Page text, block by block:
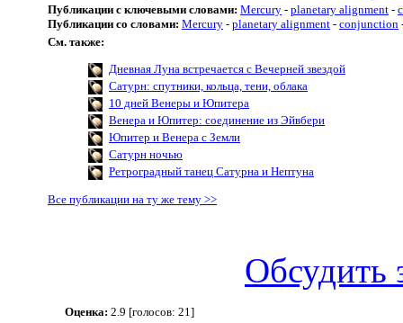
Публикации с ключевыми словами: Mercury - planetary alignment -
Публикации со словами: Mercury - planetary alignment - conjunction
См. также:
Дневная Луна встречается с Вечерней звездой
Сатурн: спутники, кольца, тени, облака
10 дней Венеры и Юпитера
Венера и Юпитер: соединение из Эйвбери
Юпитер и Венера с Земли
Сатурн ночью
Ретроградный танец Сатурна и Нептуна
Все публикации на ту же тему >>
Обсудить
Оценка: 2.9 [голосов: 21]